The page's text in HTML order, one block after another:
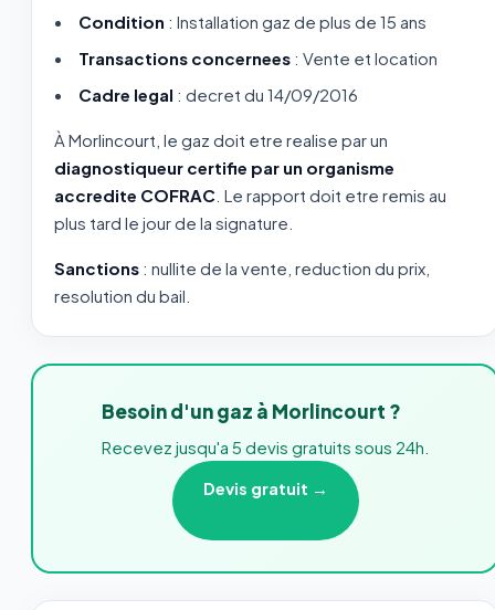
Condition : Installation gaz de plus de 15 ans
Transactions concernees : Vente et location
Cadre legal : decret du 14/09/2016
À Morlincourt, le gaz doit etre realise par un
diagnostiqueur certifie par un organisme
accredite COFRAC . Le rapport doit etre remis au
plus tard le jour de la signature.
Sanctions : nullite de la vente, reduction du prix,
resolution du bail.
Besoin d'un gaz à Morlincourt ?
Recevez jusqu'a 5 devis gratuits sous 24h.
Devis gratuit →